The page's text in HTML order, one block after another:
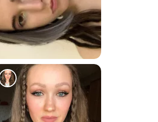
889